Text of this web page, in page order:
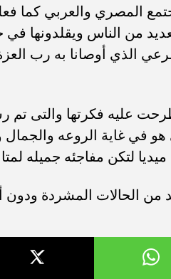
المصري والعربي كما
من الناس ويقلدونها
الذي أوصانا به رب
عليه فكرتها والتى تم
في غاية الروعه والجمال
لتكن مفاجئه جميله
الحالات المشردة ودون